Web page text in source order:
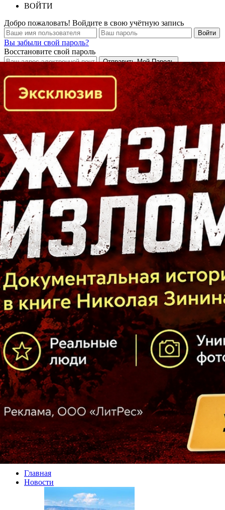
ВОЙТИ
Добро пожаловать! Войдите в свою учётную запись
Вы забыли свой пароль?
Восстановите свой пароль
Кто есть кто в Байкальском регионе
Главная
Новости